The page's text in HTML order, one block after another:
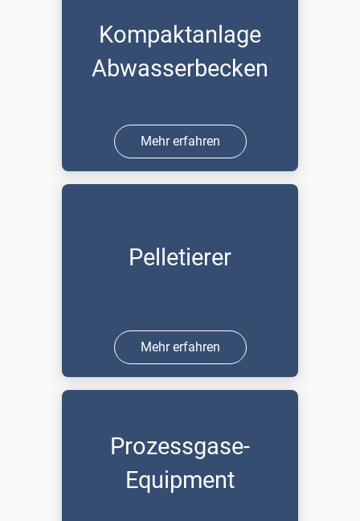
Kompaktanlage
Abwasserbecken
Mehr erfahren
Pelletierer
Mehr erfahren
Prozessgase-
Equipment